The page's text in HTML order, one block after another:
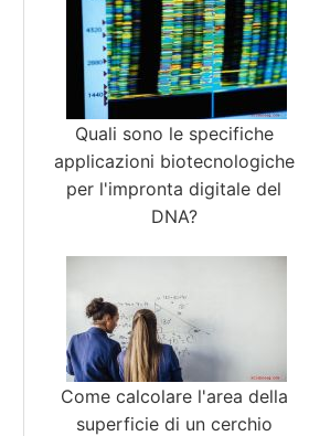
Quali sono le specifiche
applicazioni biotecnologiche
per l'impronta digitale del
DNA?
Come calcolare l'area della
superficie di un cerchio